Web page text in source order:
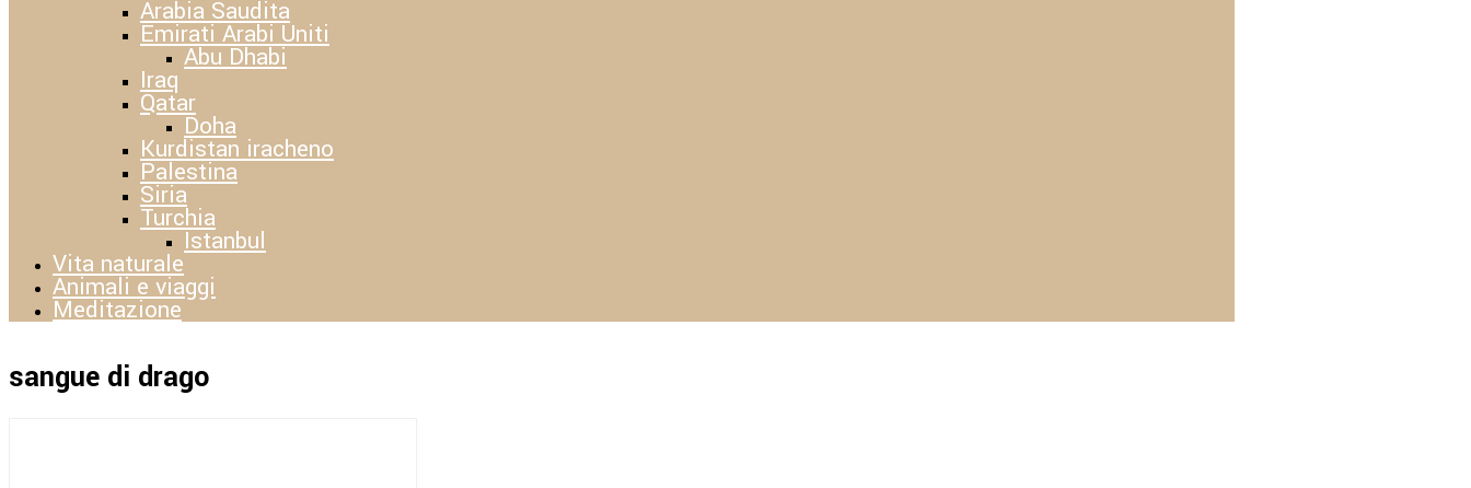
Arabia Saudita
Emirati Arabi Uniti
Abu Dhabi
Iraq
Qatar
Doha
Kurdistan iracheno
Palestina
Siria
Turchia
Istanbul
Vita naturale
Animali e viaggi
Meditazione
sangue di drago